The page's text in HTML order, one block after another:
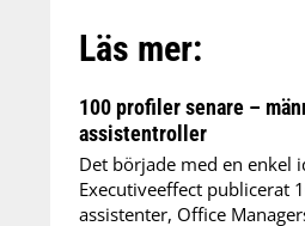
Läs mer:
100 profiler senare –
assistentroller
Det började med en enkel
Executiveeffect publicerat
assistenter, Office